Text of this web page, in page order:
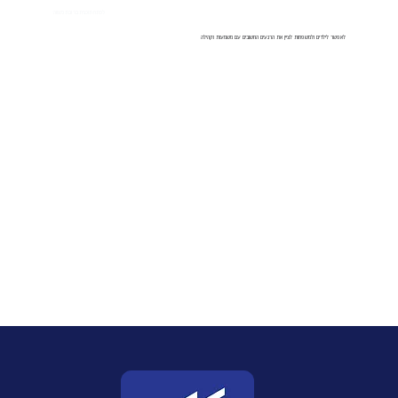
לאפשר לילדים ולמשפחות לציין את הרגעים החשובים עם משמעות וקהילה